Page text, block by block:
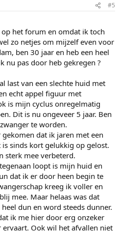
#5
het forum en omdat ik toch
zo netjes om mijzelf even voor
ben 30 jaar en heb een heel
nu pas door heb gekregen ?
last van een slechte huid met
echt appel figuur met
is mijn cyclus onregelmatig
Dit is nu ongeveer 5 jaar. Ben
te worden.
dat ik jaren met een
sinds kort gelukkig op gelost.
sterk mee verbeterd.
loopt is mijn huid en
dat ik er door heen begin te
kreeg ik voller en
mee. Maar helaas was dat
dun en word steeds dunner.
ik me hier door erg onzeker
ervaart. Ook wil het afvallen niet